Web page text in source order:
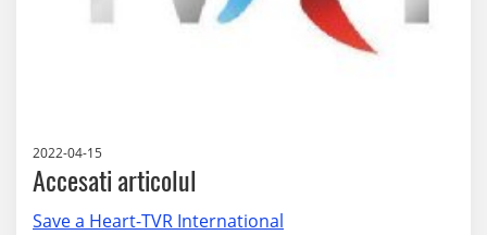
2022-04-15
Accesati articolul
Save a Heart-TVR International